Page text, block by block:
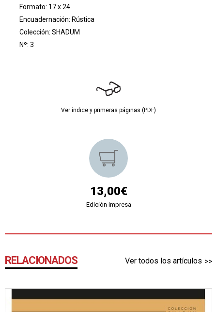
Formato: 17 x 24
Encuadernación: Rústica
Colección: SHADUM
Nº: 3
Ver índice y primeras páginas (PDF)
13,00€
Edición impresa
RELACIONADOS Ver todos los artículos